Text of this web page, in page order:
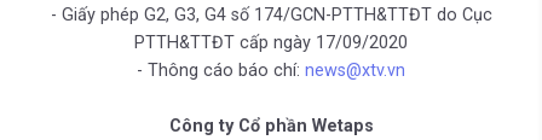
- Giấy phép G2, G3, G4 số 174/GCN-PTTH&TTĐT do Cục
PTTH&TTĐT cấp ngày 17/09/2020
- Thông cáo báo chí: news@xtv.vn
Công ty Cổ phần Wetaps